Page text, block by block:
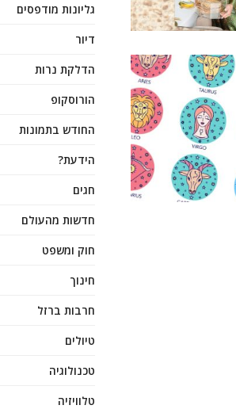
גליונות מודפסים
דיור
הדלקת נרות
הורוסקופ
החודש בתמונות
הידעת?
חגים
חדשות מהעולם
חוק ומשפט
חינוך
חרבות ברזל
טיולים
טכנולוגיה
טלוויזיה